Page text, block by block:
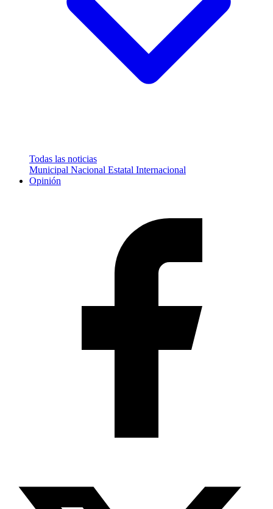
Todas las noticias
Municipal Nacional Estatal Internacional
Opinión